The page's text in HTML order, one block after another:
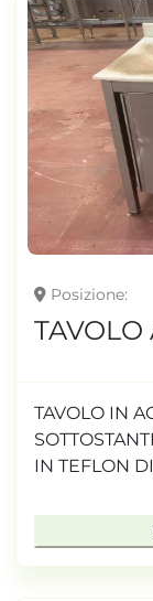
Posizione
TAVOLO IN
IN TEFLON